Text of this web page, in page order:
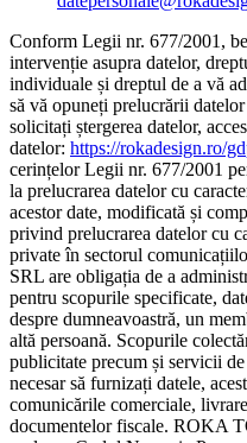
Conform Legii nr. 677/2001,
intervenție asupra datelor,
individuale și dreptul de a vă
să vă opuneți prelucrării
solicitați ștergerea datelor,
datelor: https://rokadesign.ro/
cerințelor Legii nr. 677/2001
la prelucrarea datelor cu
acestor date, modificată și
privind prelucrarea datelor cu
private în sectorul
SRL are obligația de a
pentru scopurile specificate,
despre dumneavoastră, un
altă persoană. Scopurile
publicitate precum și servicii
necesar să furnizați datele,
comunicările comerciale,
documentelor fiscale. ROKA